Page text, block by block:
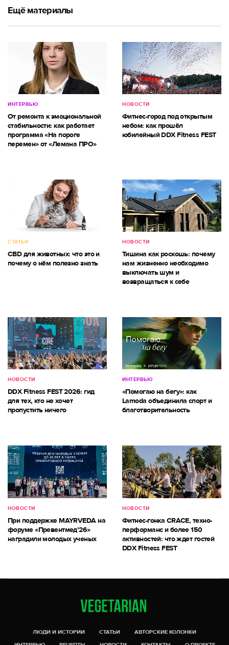
Ещё материалы
ИНТЕРВЬЮ
От ремонта к эмоциональной
стабильности: как работает
программа «На пороге
перемен» от «Лемана ПРО»
НОВОСТИ
Фитнес-город под открытым
небом: как прошёл
юбилейный DDX Fitness FEST
СТАТЬИ
CBD для животных: что это и
почему о нём полезно знать
НОВОСТИ
Тишина как роскошь: почему
нам жизненно необходимо
выключать шум и
возвращаться к себе
НОВОСТИ
DDX Fitness FEST 2026: гид
для тех, кто не хочет
пропустить ничего
ИНТЕРВЬЮ
«Помогаю на бегу»: как
Lamoda объединила спорт и
благотворительность
НОВОСТИ
При поддержке MAYRVEDA на
форуме «Превентмед’26»
наградили молодых ученых
НОВОСТИ
Фитнес-гонка CRACE, техно-
перформанс и более 150
активностей: что ждет гостей
DDX Fitness FEST
ЛЮДИ И ИСТОРИИ СТАТЬИ
АВТОРСКИЕ КОЛОНКИ